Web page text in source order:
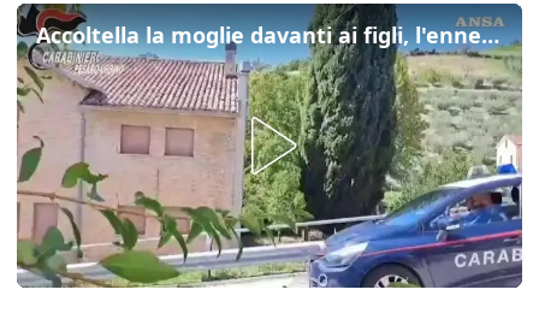
Accoltella la moglie davanti ai figli, l'ennesimo femminicidio e' nel Pesarese